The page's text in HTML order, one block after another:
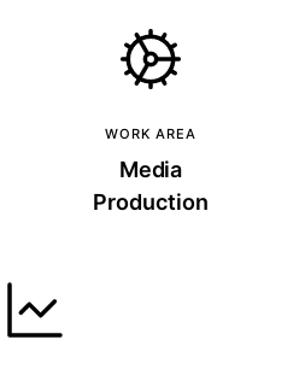
WORK AREA
Media
Production